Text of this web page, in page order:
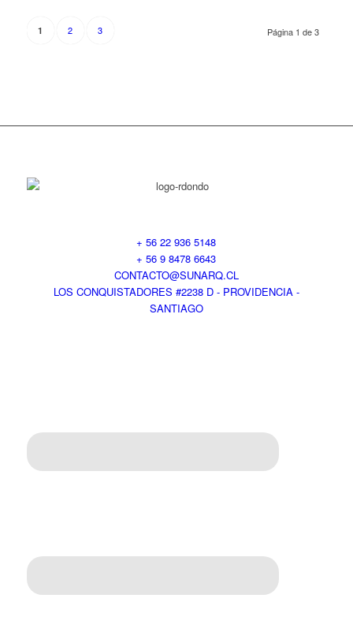
Página 1 de 3
1 2 3
+ 56 22 936 5148
+ 56 9 8478 6643
CONTACTO@SUNARQ.CL
LOS CONQUISTADORES #2238 D - PROVIDENCIA -
SANTIAGO